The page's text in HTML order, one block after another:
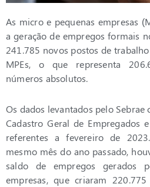
As micro e pequenas empresas
a geração de empregos formais
241.785 novos postos de
MPEs, o que representa
números absolutos.
Os dados levantados pelo
Cadastro Geral de Empregados
referentes a fevereiro de
mesmo mês do ano passado,
saldo de empregos gerados
empresas, que criaram